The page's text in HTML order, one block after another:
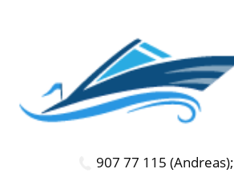
907 77 115 (Andreas);